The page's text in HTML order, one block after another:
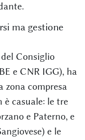
ma gestione
Consiglio
e CNR IGG), ha
zona compresa
è casuale: le tre
e Paterno, e
e le